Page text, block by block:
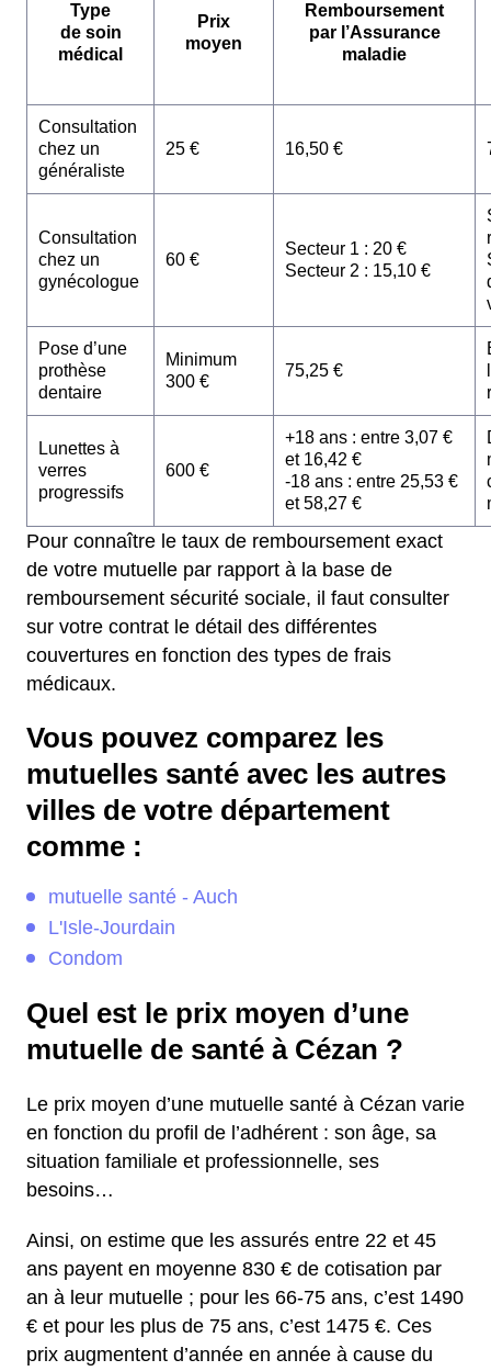
Type
de soin
médical
Prix
moyen
Remboursement
par l’Assurance
maladie
Consultation
chez un
généraliste
25 € 16,50 €
Consultation
chez un
gynécologue
60 €
Secteur 1 : 20 €
Secteur 2 : 15,10 €
Pose d’une
prothèse
dentaire
Minimum
300 €
75,25 €
Lunettes à
verres
progressifs
600 €
+18 ans : entre 3,07 €
et 16,42 €
-18 ans : entre 25,53 €
et 58,27 €
Pour connaître le taux de remboursement exact
de votre mutuelle par rapport à la base de
remboursement sécurité sociale, il faut consulter
sur votre contrat le détail des différentes
couvertures en fonction des types de frais
médicaux.
Vous pouvez comparez les
mutuelles santé avec les autres
villes de votre département
comme :
mutuelle santé - Auch
L'Isle-Jourdain
Condom
Quel est le prix moyen d’une
mutuelle de santé à Cézan ?
Le prix moyen d’une mutuelle santé à Cézan varie
en fonction du profil de l’adhérent : son âge, sa
situation familiale et professionnelle, ses
besoins…
Ainsi, on estime que les assurés entre 22 et 45
ans payent en moyenne 830 € de cotisation par
an à leur mutuelle ; pour les 66-75 ans, c’est 1490
€ et pour les plus de 75 ans, c’est 1475 €. Ces
prix augmentent d’année en année à cause du